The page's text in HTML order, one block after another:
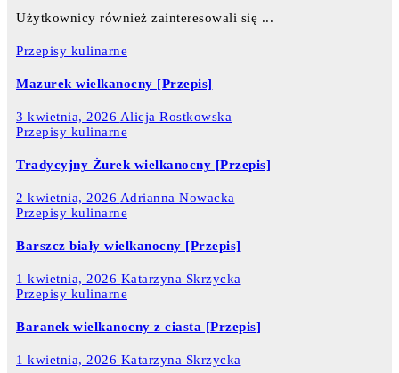
Użytkownicy również zainteresowali się ...
Przepisy kulinarne
Mazurek wielkanocny [Przepis]
3 kwietnia, 2026 Alicja Rostkowska
Przepisy kulinarne
Tradycyjny Żurek wielkanocny [Przepis]
2 kwietnia, 2026 Adrianna Nowacka
Przepisy kulinarne
Barszcz biały wielkanocny [Przepis]
1 kwietnia, 2026 Katarzyna Skrzycka
Przepisy kulinarne
Baranek wielkanocny z ciasta [Przepis]
1 kwietnia, 2026 Katarzyna Skrzycka